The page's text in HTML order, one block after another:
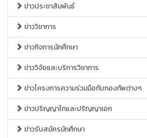
ข่าวประชาสัมพันธ์
ข่าววิชาการ
ข่าวกิจการนักศึกษา
ข่าววิจัยและบริการวิชาการ
ข่าวโครงการความร่วมมือกับกองทัพต่างๆ
ข่าวปริญญาโทและปริญญาเอก
ข่าวรับสมัครนักศึกษา